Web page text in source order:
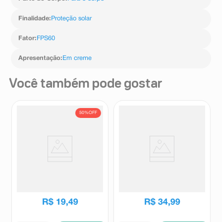
Finalidade: Proteção solar
Fator: FPS60
Apresentação: Em creme
Você também pode gostar
50%OFF
R$ 19,49 R$ 34,99